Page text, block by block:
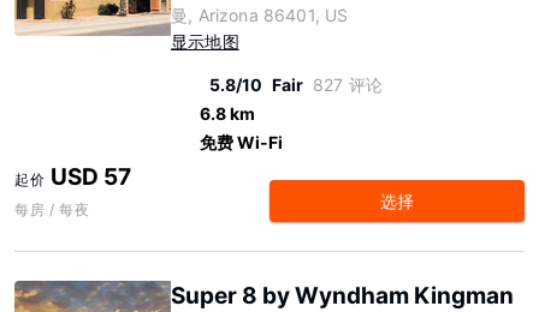
曼, Arizona 86401, US
显示地图
5.8/10 Fair 827 评论
6.8 km
免费 Wi-Fi
起价 USD 57
每房 / 每夜 选择
Super 8 by Wyndham Kingman